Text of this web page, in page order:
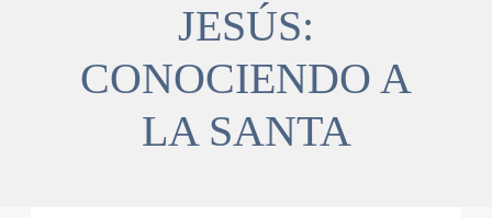
JESÚS:
CONOCIENDO A
LA SANTA